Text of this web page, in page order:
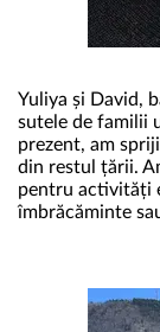
Yuliya și David,
sutele de familii
prezent, am
din restul țării.
pentru activități
îmbrăcăminte